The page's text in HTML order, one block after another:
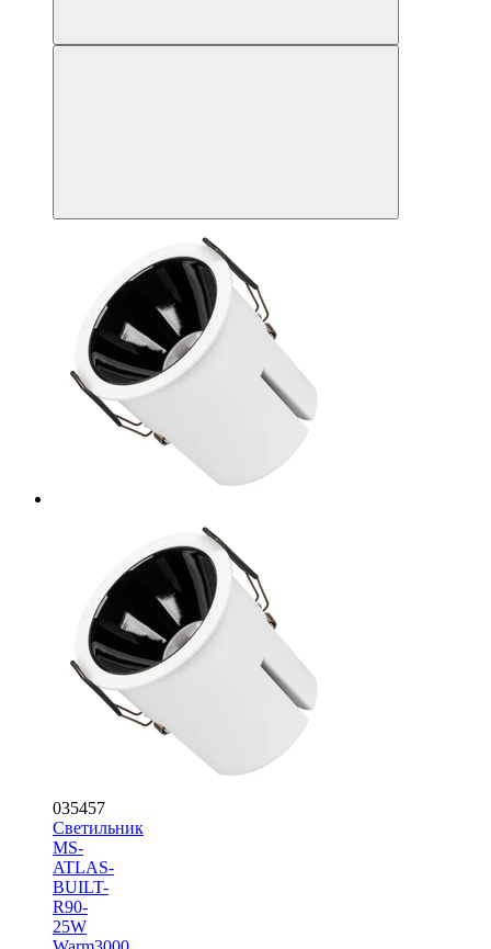
035457
Светильник
MS-
ATLAS-
BUILT-
R90-
25W